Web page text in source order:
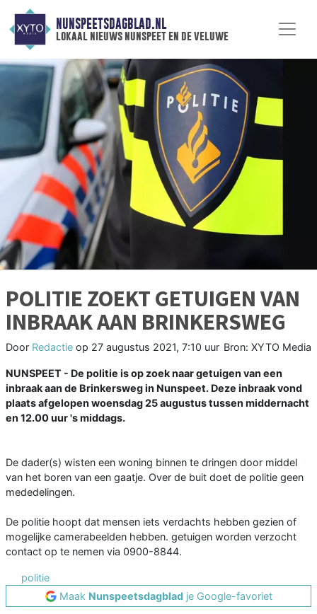
NUNSPEETSDAGBLAD.NL
lokaal nieuws nunspeet en de veluwe
POLITIE ZOEKT GETUIGEN VAN
INBRAAK AAN BRINKERSWEG
Door Redactie op 27 augustus 2021, 7:10 uur Bron: XYTO Media
NUNSPEET - De politie is op zoek naar getuigen van een
inbraak aan de Brinkersweg in Nunspeet. Deze inbraak vond
plaats afgelopen woensdag 25 augustus tussen middernacht
en 12.00 uur 's middags.
De dader(s) wisten een woning binnen te dringen door middel
van het boren van een gaatje. Over de buit doet de politie geen
mededelingen.
De politie hoopt dat mensen iets verdachts hebben gezien of
mogelijke camerabeelden hebben. getuigen worden verzocht
contact op te nemen via 0900-8844.
politie
Maak Nunspeetsdagbladje Google-favoriet